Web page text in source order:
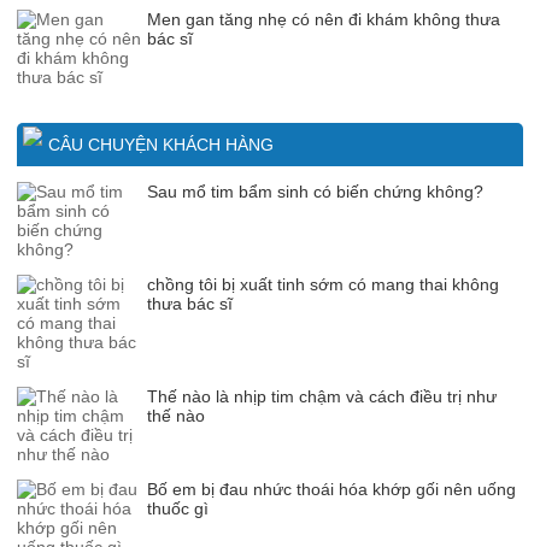
Men gan tăng nhẹ có nên đi khám không thưa
bác sĩ
CÂU CHUYỆN KHÁCH HÀNG
Sau mổ tim bẩm sinh có biến chứng không?
chồng tôi bị xuất tinh sớm có mang thai không
thưa bác sĩ
Thế nào là nhịp tim chậm và cách điều trị như
thế nào
Bố em bị đau nhức thoái hóa khớp gối nên uống
thuốc gì